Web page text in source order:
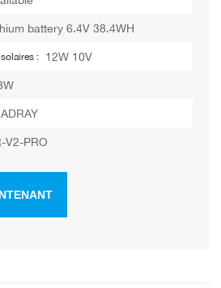
battery 6.4V 38.4WH
: 12W 10V
V2-PRO